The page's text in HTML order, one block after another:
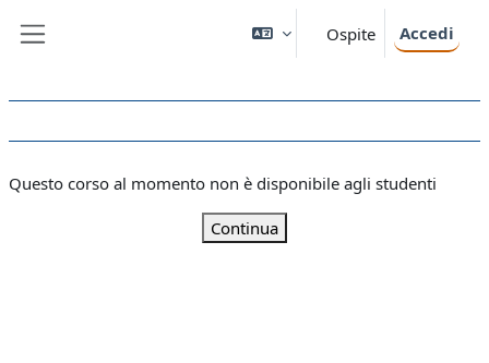
Ospite Accedi
Questo corso al momento non è disponibile agli studenti
Continua